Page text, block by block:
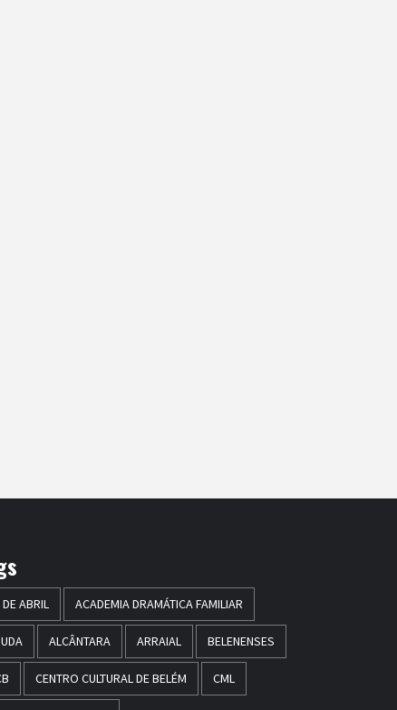
ABRIL ACADEMIA DRAMÁTICA FAMILIAR
ALCÂNTARA ARRAIAL BELENENSES
CENTRO CULTURAL DE BELÉM CML